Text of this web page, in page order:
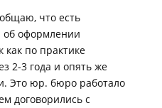
что есть
об оформлении
как по практике
2-3 года и опять же
Это юр. бюро работало
договорились с